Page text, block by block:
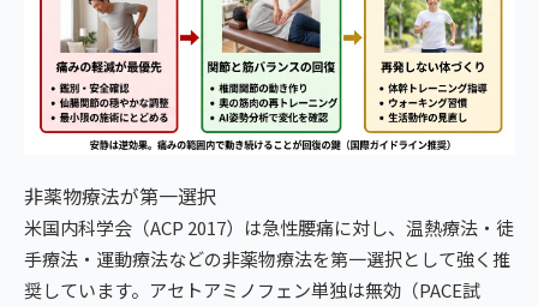
非薬物療法が第一選択
米国内科学会（ACP 2017）は急性腰痛に対し、温熱療法・徒
手療法・運動療法などの非薬物療法を第一選択として強く推
奨しています。アセトアミノフェン単独は無効（PACE試